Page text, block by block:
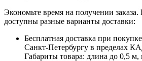
Экономьте время на получении
доступны разные варианты доставки:
Бесплатная доставка при
Санкт-Петербургу в пределах
Габариты товара: длина до 0,5 м,